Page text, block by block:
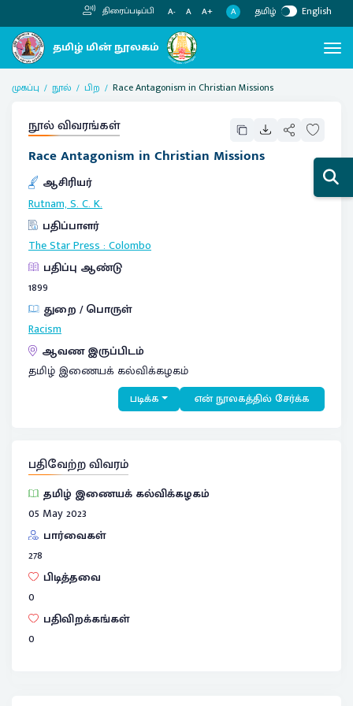
திரைப்படிப்பி A- A A+ A தமிழ் English
முகப்பு நூல் பிற Race Antagonism in Christian Missions
நூல் விவரங்கள்
Race Antagonism in Christian Missions
ஆசிரியர்
Rutnam, S. C. K.
பதிப்பாளர்
The Star Press:Colombo
பதிப்பு ஆண்டு
1899
துறை / பொருள்
Racism
ஆவண இருப்பிடம்
தமிழ் இணையக் கல்விக்கழகம்
படிக்க என் நூலகத்தில் சேர்க்க
பதிவேற்ற விவரம்
தமிழ் இணையக் கல்விக்கழகம்
05 May 2023
பார்வைகள்
278
பிடித்தவை
0
பதிவிறக்கங்கள்
0